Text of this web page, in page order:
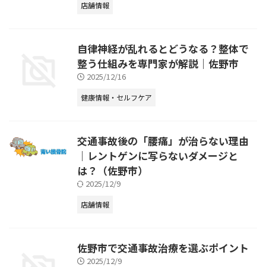
店舗情報
自律神経が乱れるとどうなる？整体で
整う仕組みを専門家が解説｜佐野市
2025/12/16
健康情報・セルフケア
交通事故後の「腰痛」が治らない理由
｜レントゲンに写らないダメージと
は？（佐野市）
2025/12/9
店舗情報
佐野市で交通事故治療を選ぶポイント
2025/12/9